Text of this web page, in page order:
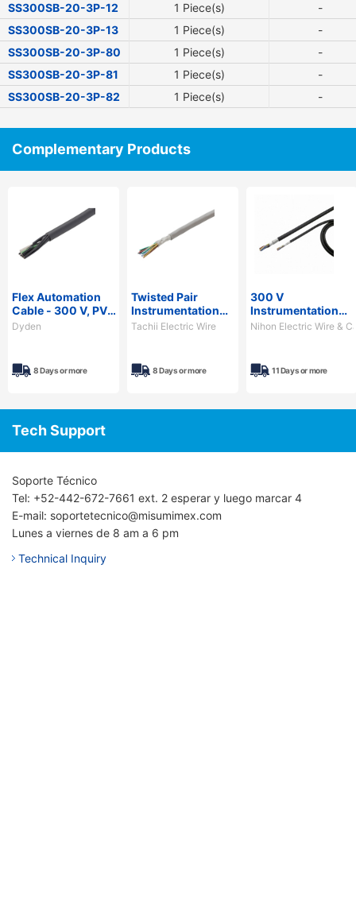
SS300SB-20-3P-12
1 Piece(s)
-
SS300SB-20-3P-13
1 Piece(s)
-
SS300SB-20-3P-80
1 Piece(s)
-
SS300SB-20-3P-81
1 Piece(s)
-
SS300SB-20-3P-82
1 Piece(s) -
Complementary Products
Flex Automation
Cable - 300 V, PVC
Sheath,
Dyden
8 Days or more
Twisted Pair
Instrumentation
Cable
Tachii Electric Wire
8 Days or more
300 V
Instrumentation
Cable - Shielded,
Nihon Electric Wire &
11 Days or more
Tech Support
Soporte Técnico
Tel: +52-442-672-7661 ext. 2 esperar y luego marcar 4
E-mail: soportetecnico@misumimex.com
Lunes a viernes de 8 am a 6 pm
Technical Inquiry